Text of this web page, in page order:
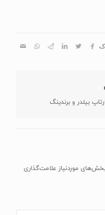
بیلدر و برندینگ
موردنیاز علامت‌گذاری